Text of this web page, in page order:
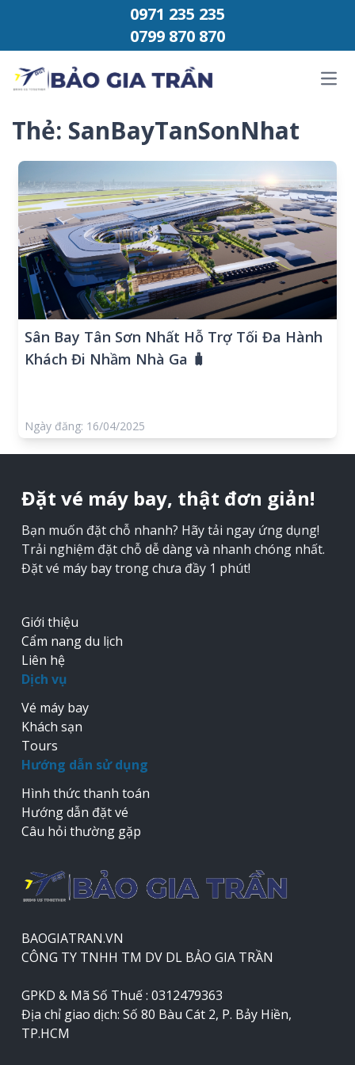
Chuyển đến phần nội dung0971 235 235
0799 870 870
Thẻ: SanBayTanSonNhat
Sân Bay Tân Sơn Nhất Hỗ Trợ Tối Đa Hành
Khách Đi Nhầm Nhà Ga 🧳
Ngày đăng: 16/04/2025
Đặt vé máy bay, thật đơn giản!
Bạn muốn đặt chỗ nhanh? Hãy tải ngay ứng dụng!
Trải nghiệm đặt chỗ dễ dàng và nhanh chóng nhất.
Đặt vé máy bay trong chưa đầy 1 phút!
Giới thiệu
Cẩm nang du lịch
Liên hệ
Dịch vụ
Vé máy bay
Khách sạn
Tours
Hướng dẫn sử dụng
Hình thức thanh toán
Hướng dẫn đặt vé
Câu hỏi thường gặp
BAOGIATRAN.VN
CÔNG TY TNHH TM DV DL BẢO GIA TRẦN
GPKD & Mã Số Thuế : 0312479363
Địa chỉ giao dịch: Số 80 Bàu Cát 2, P. Bảy Hiền,
TP.HCM